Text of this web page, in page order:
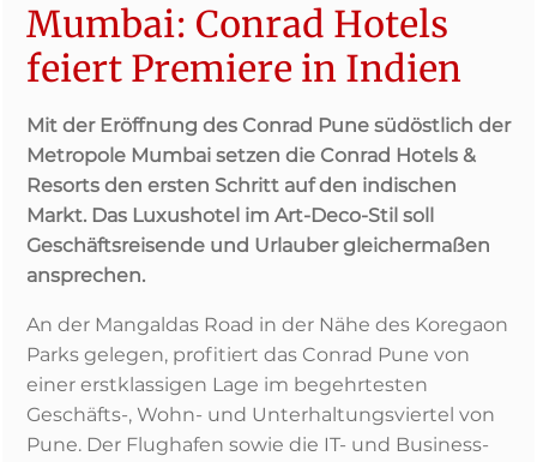
Mumbai: Conrad Hotels
feiert Premiere in Indien
Mit der Eröffnung des Conrad Pune südöstlich der
Metropole Mumbai setzen die Conrad Hotels &
Resorts den ersten Schritt auf den indischen
Markt. Das Luxushotel im Art-Deco-Stil soll
Geschäftsreisende und Urlauber gleichermaßen
ansprechen.
An der Mangaldas Road in der Nähe des Koregaon
Parks gelegen, profitiert das Conrad Pune von
einer erstklassigen Lage im begehrtesten
Geschäfts-, Wohn- und Unterhaltungsviertel von
Pune. Der Flughafen sowie die IT- und Business-